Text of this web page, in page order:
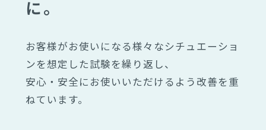
に。
お客様がお使いになる様々なシチュエーショ
ンを想定した試験を繰り返し、
安心・安全にお使いいただけるよう改善を重
ねています。